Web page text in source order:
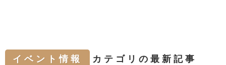
イベント情報 カテゴリの最新記事